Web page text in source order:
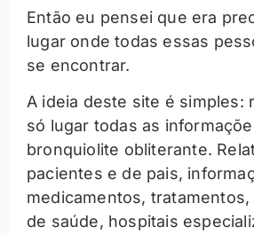
Então eu pensei que era
lugar onde todas essas
se encontrar.
A ideia deste site é simples:
só lugar todas as
bronquiolite obliterante.
pacientes e de pais,
medicamentos,
de saúde, hospitais